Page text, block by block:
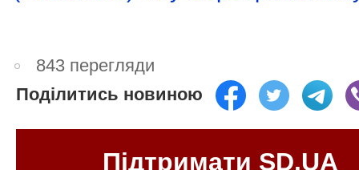
843 перегляди
Поділитись новиною
Підтримати SD.UA